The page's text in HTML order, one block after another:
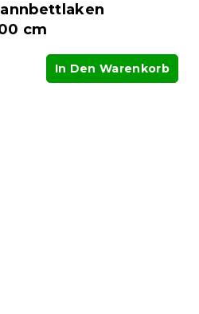
cm
In Den Warenkorb